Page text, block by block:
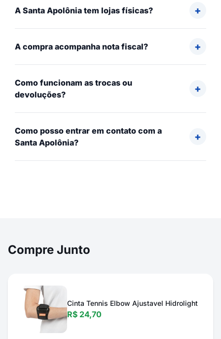
A Santa Apolônia tem lojas físicas?
A compra acompanha nota fiscal?
Como funcionam as trocas ou
devoluções?
Como posso entrar em contato com a
Santa Apolônia?
Compre Junto
Cinta Tennis Elbow Ajustavel Hidrolight
R$ 24,70